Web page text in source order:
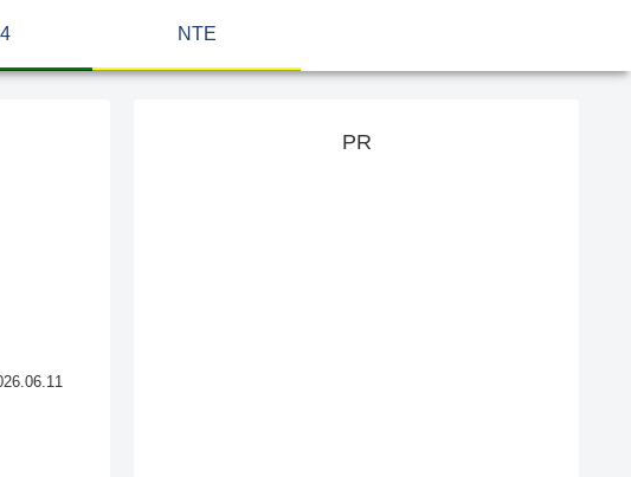
NTE
PR